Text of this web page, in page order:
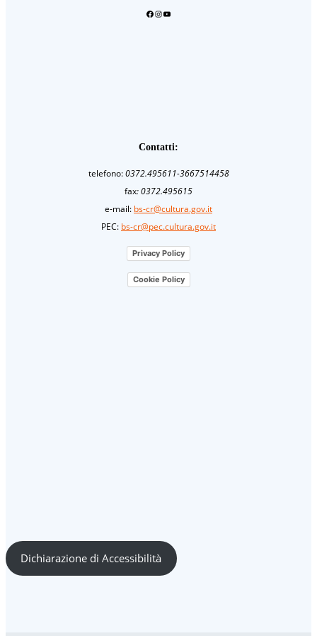
Contatti:
telefono:0372.495611-3667514458
fax: 0372.495615
e-mail: bs-cr@cultura.gov.it
PEC: bs-cr@pec.cultura.gov.it
Privacy Policy
Cookie Policy
Dichiarazione di Accessibilità